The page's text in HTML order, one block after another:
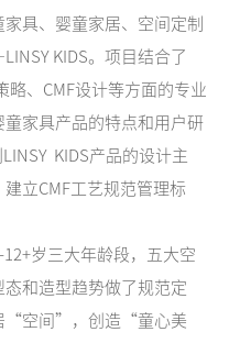
具、婴童家居、空间定制
KIDS。项目结合了
略、CMF设计等方面的专业
家具产品的特点和用户研
KIDS产品的设计主
立CMF工艺规范管理标
12+岁三大年龄段，五大空
和造型趋势做了规范定
“空间”，创造“童心美